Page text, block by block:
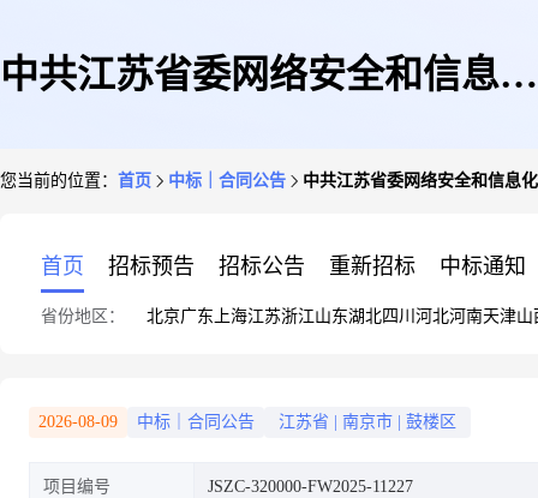
中共江苏省委网络安全和信息化
您当前的位置： 首页 中标｜合同公告 中共江苏省委网络安全和信息
首页 招标预告 招标公告 重新招标 中标通知
省份地区： 北京广东 上海江苏浙江山东湖北四川 河北河南天津山
2026-08-09 中标｜合同公告 江苏省 南京市 鼓楼区
项目编号 JSZC-320000-FW2025-11227